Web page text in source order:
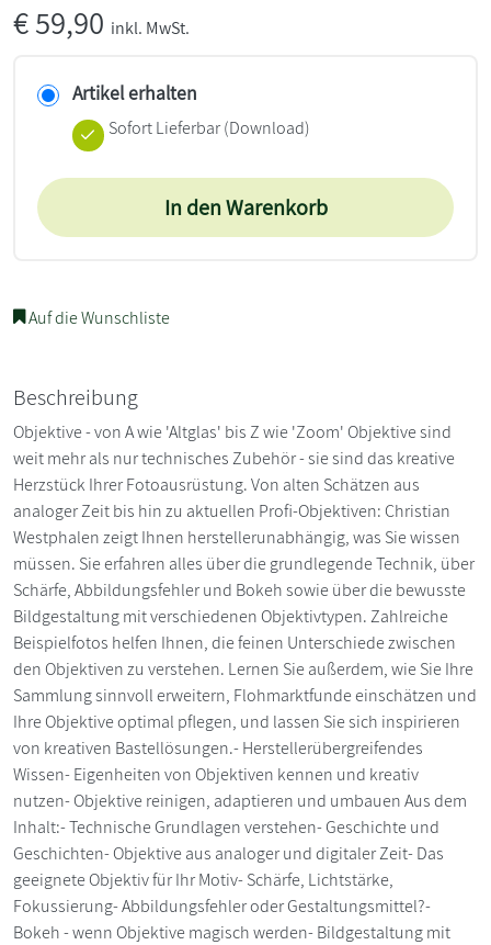
€59,90 inkl. MwSt.
Artikel erhalten
Sofort Lieferbar (Download)
In den Warenkorb
Auf die Wunschliste
Beschreibung
Objektive - von A wie 'Altglas' bis Z wie 'Zoom' Objektive sind
weit mehr als nur technisches Zubehör - sie sind das kreative
Herzstück Ihrer Fotoausrüstung. Von alten Schätzen aus
analoger Zeit bis hin zu aktuellen Profi-Objektiven: Christian
Westphalen zeigt Ihnen herstellerunabhängig, was Sie wissen
müssen. Sie erfahren alles über die grundlegende Technik, über
Schärfe, Abbildungsfehler und Bokeh sowie über die bewusste
Bildgestaltung mit verschiedenen Objektivtypen. Zahlreiche
Beispielfotos helfen Ihnen, die feinen Unterschiede zwischen
den Objektiven zu verstehen. Lernen Sie außerdem, wie Sie Ihre
Sammlung sinnvoll erweitern, Flohmarktfunde einschätzen und
Ihre Objektive optimal pflegen, und lassen Sie sich inspirieren
von kreativen Bastellösungen.- Herstellerübergreifendes
Wissen- Eigenheiten von Objektiven kennen und kreativ
nutzen- Objektive reinigen, adaptieren und umbauen Aus dem
Inhalt:- Technische Grundlagen verstehen- Geschichte und
Geschichten- Objektive aus analoger und digitaler Zeit- Das
geeignete Objektiv für Ihr Motiv- Schärfe, Lichtstärke,
Fokussierung- Abbildungsfehler oder Gestaltungsmittel?-
Bokeh - wenn Objektive magisch werden- Bildgestaltung mit